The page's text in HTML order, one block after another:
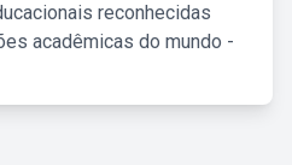
reconhecidas
acadêmicas do mundo -